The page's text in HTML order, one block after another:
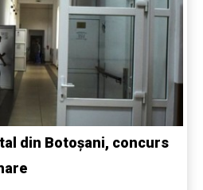
din Botoșani, concurs